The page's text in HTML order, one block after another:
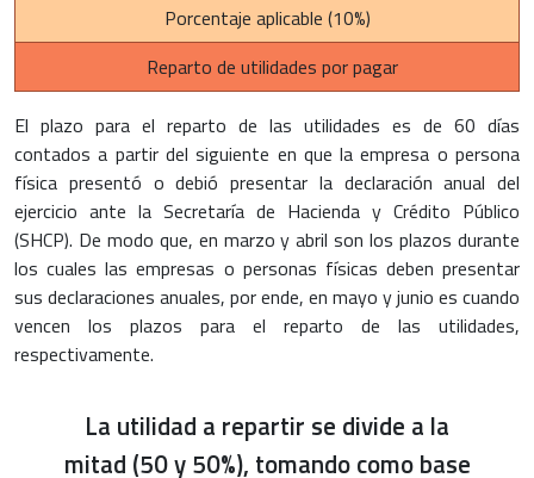
Porcentaje aplicable (10%)
Reparto de utilidades por pagar
El plazo para el reparto de las utilidades es de 60 días
contados a partir del siguiente en que la empresa o persona
física presentó o debió presentar la declaración anual del
ejercicio ante la Secretaría de Hacienda y Crédito Público
(SHCP). De modo que, en marzo y abril son los plazos durante
los cuales las empresas o personas físicas deben presentar
sus declaraciones anuales, por ende, en mayo y junio es cuando
vencen los plazos para el reparto de las utilidades,
respectivamente.
La utilidad a repartir se divide a la
mitad (50 y 50%), tomando como base